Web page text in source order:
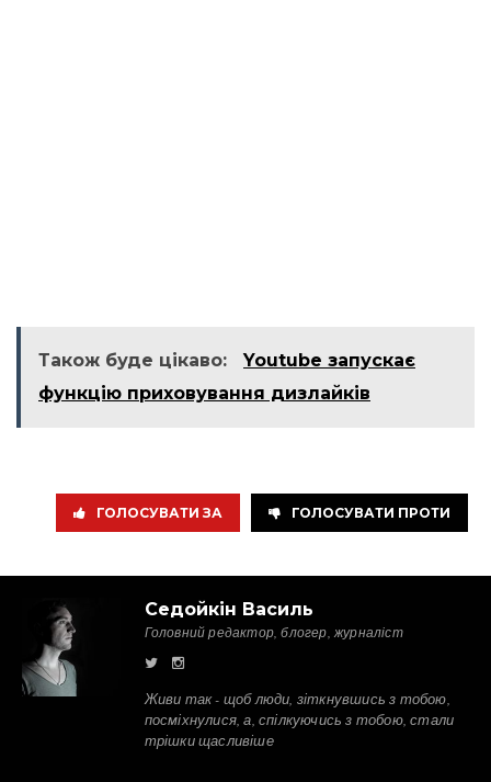
Також буде цікаво:
Youtube запускає
функцію приховування дизлайків
ГОЛОСУВАТИ ЗА ГОЛОСУВАТИ ПРОТИ
Седойкін Василь
Головний редактор, блогер, журналіст
Живи так - щоб люди, зіткнувшись з тобою,
посміхнулися, а, спілкуючись з тобою, стали
трішки щасливіше